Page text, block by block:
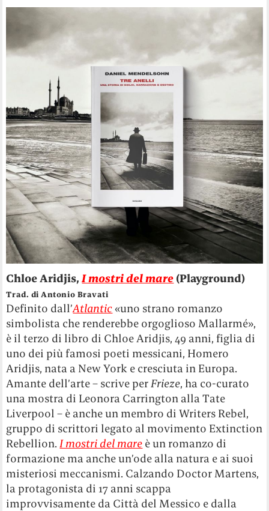
Chloe Aridjis,I mostri del mare (Playground)
Trad. di Antonio Bravati
Definito dall’Atlantic«uno strano romanzo
simbolista che renderebbe orgoglioso Mallarmé»,
è il terzo di libro di Chloe Aridjis, 49 anni, figlia di
uno dei più famosi poeti messicani, Homero
Aridjis, nata a New York e cresciuta in Europa.
Amante dell’arte – scrive perFrieze, ha co-curato
una mostra di Leonora Carrington alla Tate
Liverpool – è anche un membro di Writers Rebel,
gruppo di scrittori legato al movimento Extinction
Rebellion.I mostri del mare è un romanzo di
formazione ma anche un’ode alla natura e ai suoi
misteriosi meccanismi. Calzando Doctor Martens,
la protagonista di 17 anni scappa
improvvisamente da Città del Messico e dalla